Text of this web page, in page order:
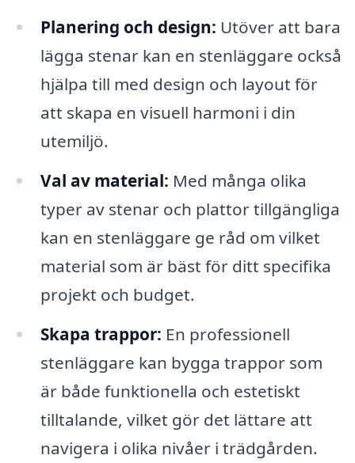
Planering och design: Utöver att bara
lägga stenar kan en stenläggare också
hjälpa till med design och layout för
att skapa en visuell harmoni i din
utemiljö.
Val av material: Med många olika
typer av stenar och plattor tillgängliga
kan en stenläggare ge råd om vilket
material som är bäst för ditt specifika
projekt och budget.
Skapa trappor: En professionell
stenläggare kan bygga trappor som
är både funktionella och estetiskt
tilltalande, vilket gör det lättare att
navigera i olika nivåer i trädgården.